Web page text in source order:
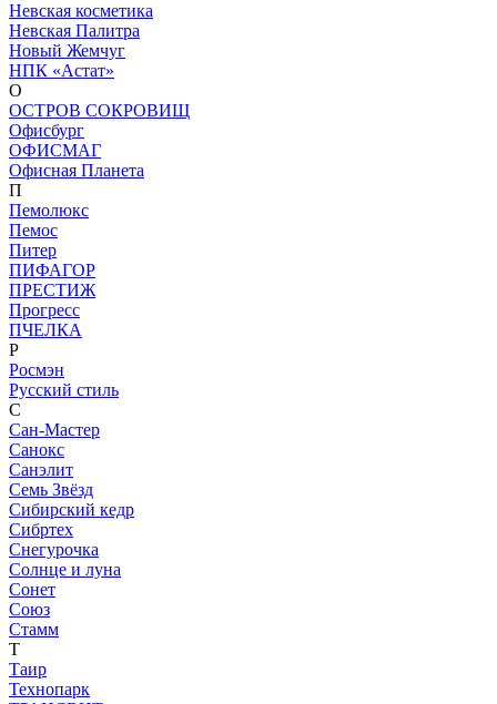
Невская косметика
Невская Палитра
Новый Жемчуг
НПК «Астат»
О
ОСТРОВ СОКРОВИЩ
Офисбург
ОФИСМАГ
Офисная Планета
П
Пемолюкс
Пемос
Питер
ПИФАГОР
ПРЕСТИЖ
Прогресс
ПЧЕЛКА
Р
Росмэн
Русский стиль
С
Сан-Мастер
Санокс
Санэлит
Семь Звёзд
Сибирский кедр
Сибртех
Снегурочка
Солнце и луна
Сонет
Союз
Стамм
Т
Таир
Технопарк